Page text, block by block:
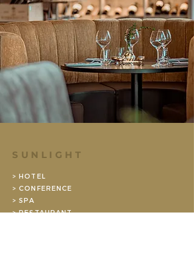
SUNLIGHT
> HOTEL
> CONFERENCE
> SPA
> RESTAURANT